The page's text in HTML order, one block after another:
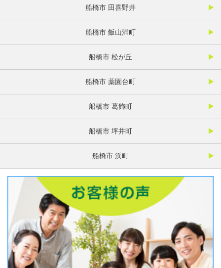
船橋市 田喜野井
船橋市 飯山満町
船橋市 松が丘
船橋市 薬園台町
船橋市 葛飾町
船橋市 坪井町
船橋市 浜町